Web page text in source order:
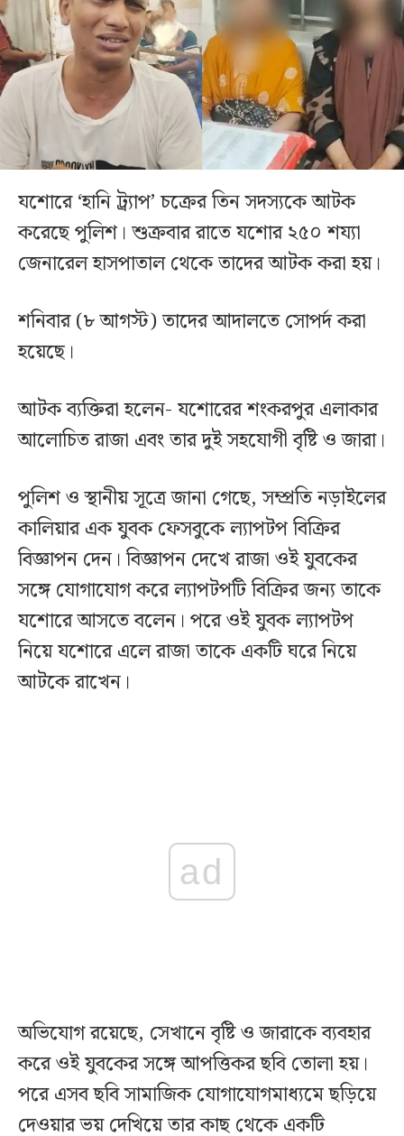
যশোরে ‘হানি ট্র্যাপ’ চক্রের তিন সদস্যকে আটক
করেছে পুলিশ। শুক্রবার রাতে যশোর ২৫০ শয্যা
জেনারেল হাসপাতাল থেকে তাদের আটক করা হয়।
শনিবার (৮ আগস্ট) তাদের আদালতে সোপর্দ করা
হয়েছে।
আটক ব্যক্তিরা হলেন- যশোরের শংকরপুর এলাকার
আলোচিত রাজা এবং তার দুই সহযোগী বৃষ্টি ও জারা।
পুলিশ ও স্থানীয় সূত্রে জানা গেছে, সম্প্রতি নড়াইলের
কালিয়ার এক যুবক ফেসবুকে ল্যাপটপ বিক্রির
বিজ্ঞাপন দেন। বিজ্ঞাপন দেখে রাজা ওই যুবকের
সঙ্গে যোগাযোগ করে ল্যাপটপটি বিক্রির জন্য তাকে
যশোরে আসতে বলেন। পরে ওই যুবক ল্যাপটপ
নিয়ে যশোরে এলে রাজা তাকে একটি ঘরে নিয়ে
আটকে রাখেন।
ad
অভিযোগ রয়েছে, সেখানে বৃষ্টি ও জারাকে ব্যবহার
করে ওই যুবকের সঙ্গে আপত্তিকর ছবি তোলা হয়।
পরে এসব ছবি সামাজিক যোগাযোগমাধ্যমে ছড়িয়ে
দেওয়ার ভয় দেখিয়ে তার কাছ থেকে একটি